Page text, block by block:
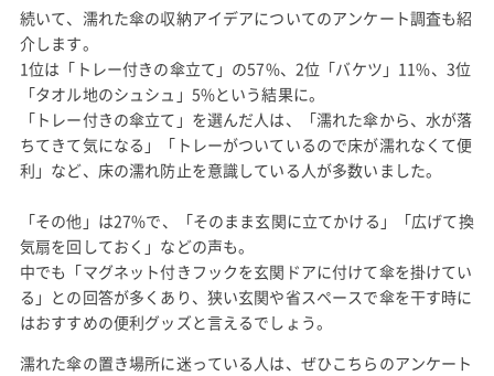
続いて、濡れた傘の収納アイデアについてのアンケート調査も紹
介します。
1位は「トレー付きの傘立て」の57%、2位「バケツ」11%、3位
「タオル地のシュシュ」5%という結果に。
「トレー付きの傘立て」を選んだ人は、「濡れた傘から、水が落
ちてきて気になる」「トレーがついているので床が濡れなくて便
利」など、床の濡れ防止を意識している人が多数いました。
「その他」は27%で、「そのまま玄関に立てかける」「広げて換
気扇を回しておく」などの声も。
中でも「マグネット付きフックを玄関ドアに付けて傘を掛けてい
る」との回答が多くあり、狭い玄関や省スペースで傘を干す時に
はおすすめの便利グッズと言えるでしょう。
濡れた傘の置き場所に迷っている人は、ぜひこちらのアンケート